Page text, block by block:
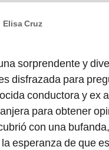
Elisa Cruz
sorprendente y
disfrazada para
conductora y ex
para obtener
con una
esperanza de que